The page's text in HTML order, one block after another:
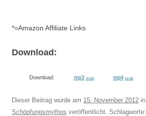
*=Amazon Affiliate Links
Download:
Download: mp3 76 MB mp4 53 MB
Dieser Beitrag wurde am 15. November 2012 in
Schöpfungsmythos veröffentlicht. Schlagworte: